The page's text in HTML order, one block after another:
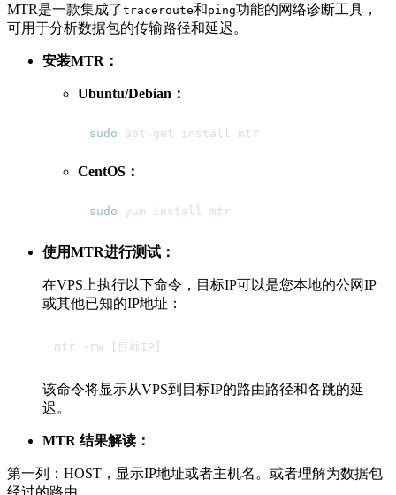
MTR是一款集成了traceroute和ping功能的网络诊断工具，
可用于分析数据包的传输路径和延迟。
安装MTR：
Ubuntu/Debian：
sudo
CentOS：
sudo
使用MTR进行测试：
在VPS上执行以下命令，目标IP可以是您本地的公网IP
或其他已知的IP地址：
该命令将显示从VPS到目标IP的路由路径和各跳的延
迟。
MTR 结果解读：
第一列：HOST，显示IP地址或者主机名。或者理解为数据包
经过的路由。